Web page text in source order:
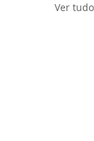
Ver tudo